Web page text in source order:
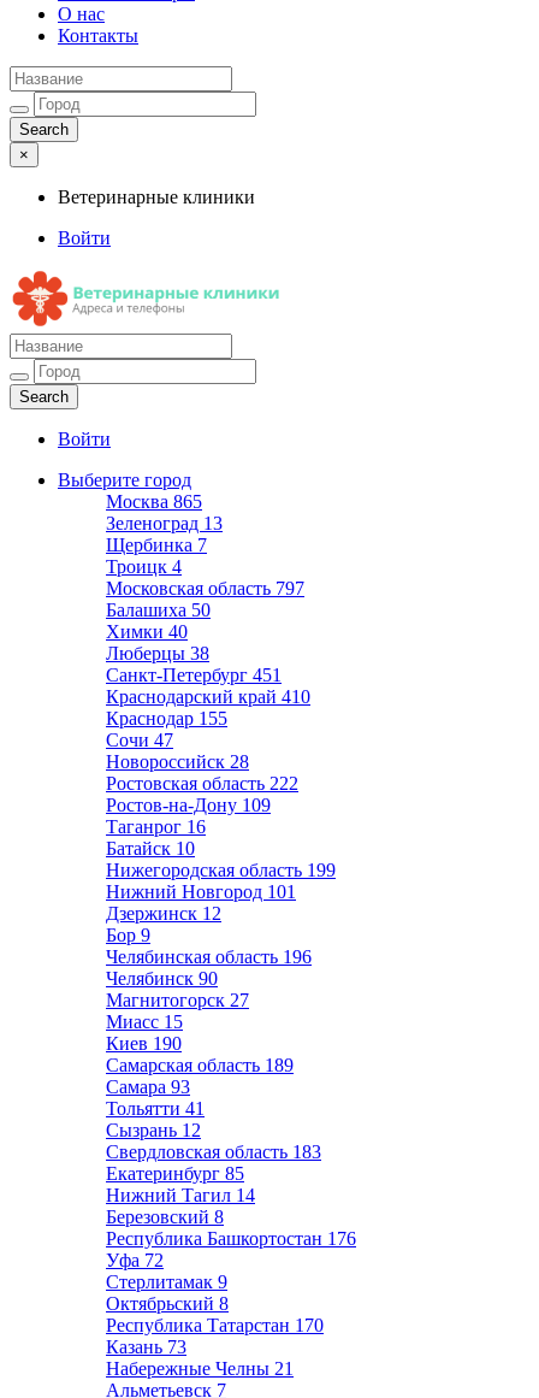
О нас
Контакты
×
Ветеринарные клиники
Войти
Ветеринарные клиники
Адреса и телефоны
Войти
Выберите город
Москва 865
Зеленоград 13
Щербинка 7
Троицк 4
Московская область 797
Балашиха 50
Химки 40
Люберцы 38
Санкт-Петербург 451
Краснодарский край 410
Краснодар 155
Сочи 47
Новороссийск 28
Ростовская область 222
Ростов-на-Дону 109
Таганрог 16
Батайск 10
Нижегородская область 199
Нижний Новгород 101
Дзержинск 12
Бор 9
Челябинская область 196
Челябинск 90
Магнитогорск 27
Миасс 15
Киев 190
Самарская область 189
Самара 93
Тольятти 41
Сызрань 12
Свердловская область 183
Екатеринбург 85
Нижний Тагил 14
Березовский 8
Республика Башкортостан 176
Уфа 72
Стерлитамак 9
Октябрьский 8
Республика Татарстан 170
Казань 73
Набережные Челны 21
Альметьевск 7